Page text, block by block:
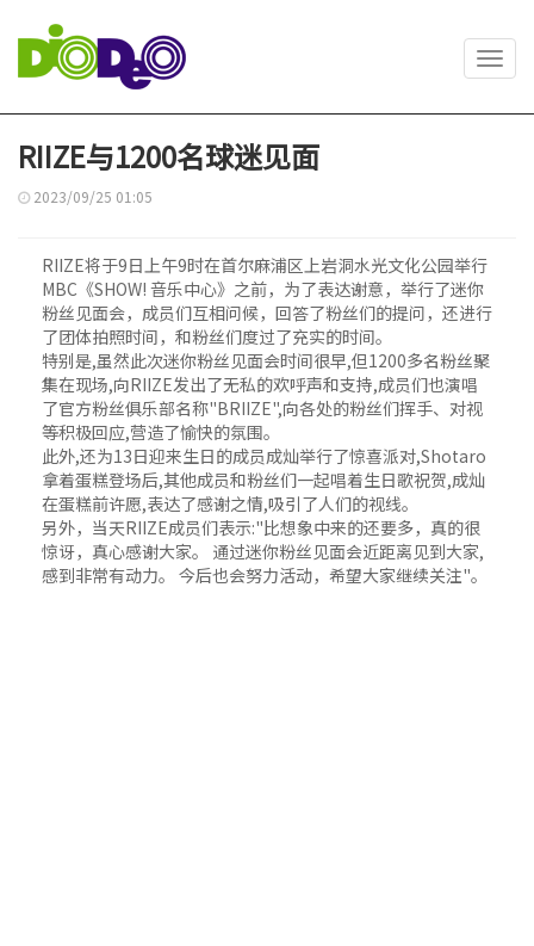
RIIZE与1200名球迷见面
2023/09/25 01:05
RIIZE将于9日上午9时在首尔麻浦区上岩洞水光文化公园举行
MBC《SHOW! 音乐中心》之前，为了表达谢意，举行了迷你
粉丝见面会，成员们互相问候，回答了粉丝们的提问，还进行
了团体拍照时间，和粉丝们度过了充实的时间。
特别是,虽然此次迷你粉丝见面会时间很早,但1200多名粉丝聚
集在现场,向RIIZE发出了无私的欢呼声和支持,成员们也演唱
了官方粉丝俱乐部名称"BRIIZE",向各处的粉丝们挥手、对视
等积极回应,营造了愉快的氛围。
此外,还为13日迎来生日的成员成灿举行了惊喜派对,Shotaro
拿着蛋糕登场后,其他成员和粉丝们一起唱着生日歌祝贺,成灿
在蛋糕前许愿,表达了感谢之情,吸引了人们的视线。
另外，当天RIIZE成员们表示:"比想象中来的还要多，真的很
惊讶，真心感谢大家。 通过迷你粉丝见面会近距离见到大家,
感到非常有动力。 今后也会努力活动，希望大家继续关注"。